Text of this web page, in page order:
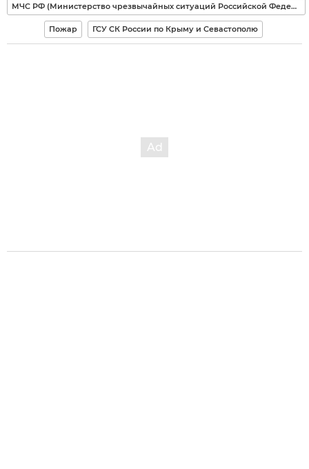
МЧС РФ (Министерство чрезвычайных ситуаций Российской Федерации)
Пожар ГСУ СК России по Крыму и Севастополю